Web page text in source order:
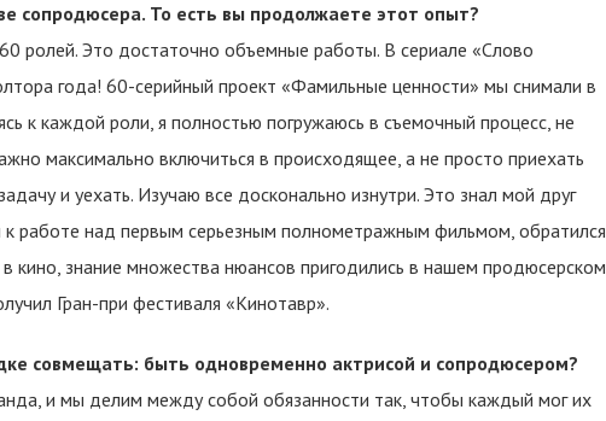
сопродюсера. То есть вы продолжаете этот опыт?
ролей. Это достаточно объемные работы. В сериале «Слово
года! 60-серийный проект «Фамильные ценности» мы снимали в
к каждой роли, я полностью погружаюсь в съемочный процесс, не
максимально включиться в происходящее, а не просто приехать
и уехать. Изучаю все досконально изнутри. Это знал мой друг
к работе над первым серьезным полнометражным фильмом, обратился
кино, знание множества нюансов пригодились в нашем продюсерском
Гран-при фестиваля «Кинотавр».
совмещать: быть одновременно актрисой и сопродюсером?
и мы делим между собой обязанности так, чтобы каждый мог их